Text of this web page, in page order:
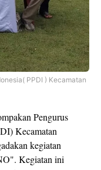
PPDI ) Kecamatan
Pengurus
Kecamatan
kegiatan
Kegiatan ini